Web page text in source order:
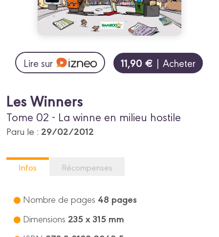
Lire sur 11,90 € | Acheter
Les Winners
Tome 02 - La winne en milieu hostile
Paru le : 29/02/2012
Infos Récompenses
Nombre de pages 48 pages
Dimensions 235 x 315 mm